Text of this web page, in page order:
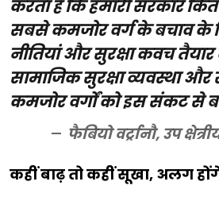
करता है कि हमारी सरकारें
सबसे कमजोर वर्ग के बचाव के
नीतियां और सुरक्षा कवच तैयार
सामाजिक सुरक्षा व्यवस्था और
कमजोर वर्गों को इस संकट से
फैबियो वर्ट्रानौ, उप
कहीं बाढ़ तो कहीं सूखा, अलग